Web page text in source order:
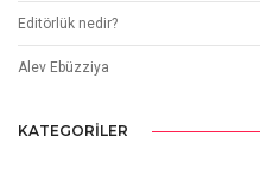
Editörlük nedir?
Alev Ebüzziya
KATEGORILER